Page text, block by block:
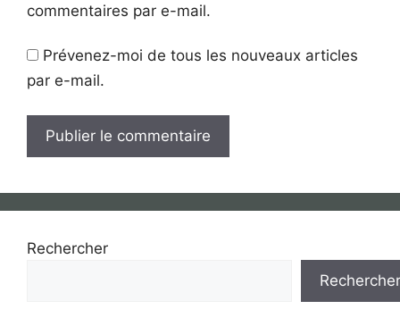
commentaires par e-mail.
Prévenez-moi de tous les nouveaux articles
par e-mail.
Rechercher
Rechercher